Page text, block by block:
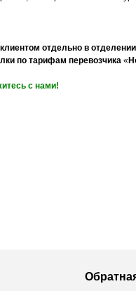
отдельно в отделении
по тарифам перевозчика «
с нами!